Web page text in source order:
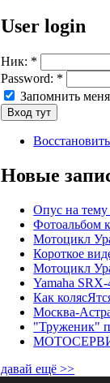
User login
Ник: *
Password: *
Запомнить
Новые
Опус на тему
Фотоальбом
Мотоцикл
Короткое
Мотоцикл
Yamaha
Как
Москва-
"Труженик"
давай ещё >>